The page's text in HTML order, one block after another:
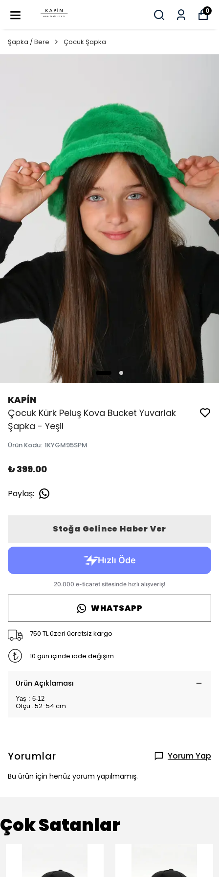
0
Şapka / Bere Çocuk Şapka
KAPİN
Çocuk Kürk Peluş Kova Bucket Yuvarlak
Şapka - Yeşil
Ürün Kodu: 1KYGM95SPM
₺ 399.00
Paylaş:
Stoğa Gelince Haber Ver
WHATSAPP
750 TL üzeri ücretsiz kargo
10 gün içinde iade değişim
Ürün Açıklaması
Yaş : 6-12
Ölçü : 52-54 cm
Yorumlar Yorum Yap
Bu ürün için henüz yorum yapılmamış.
Çok Satanlar